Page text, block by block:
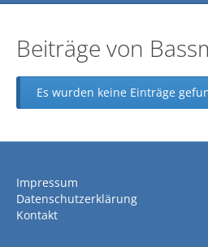
Beiträge von
Es wurden keine Einträge
Impressum
Datenschutzerklärung
Kontakt